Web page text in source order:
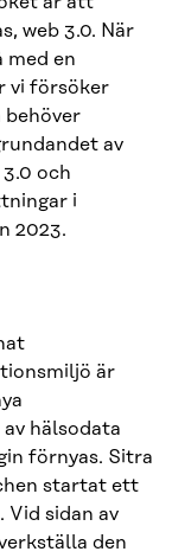
web 3.0. När
med en
vi försöker
av
och
i
2023.
är
hälsodata
förnyas. Sitra
startat ett
sidan av
den